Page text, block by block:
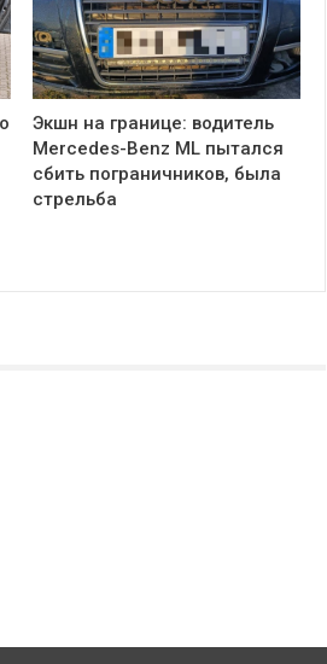
Экшн на границе: водитель
Mercedes-Benz ML пытался
сбить пограничников, была
стрельба